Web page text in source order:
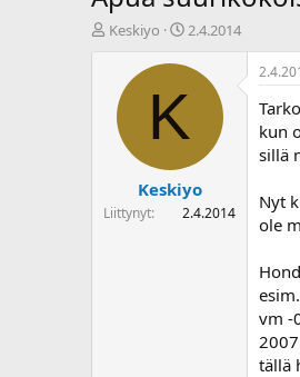
K
u
Keskiyo
A
o
p
ä
i
2.4.2014
K
Keskiyo
Liittynyt 2.4.2014
kun
sillä
Nyt
ole
vm -
tällä